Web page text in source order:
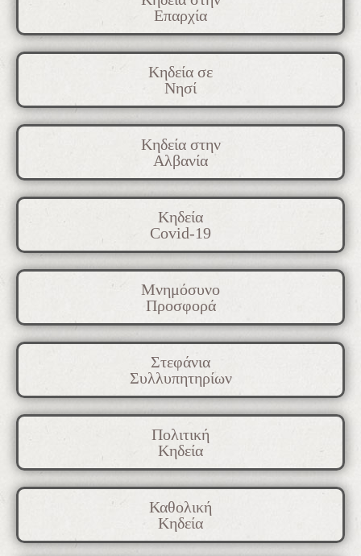
Επαρχία
Κηδεία σε
Νησί
Κηδεία στην
Αλβανία
Κηδεία
Covid-19
Μνημόσυνο
Προσφορά
Στεφάνια
Συλλυπητηρίων
Πολιτική
Κηδεία
Καθολική
Κηδεία